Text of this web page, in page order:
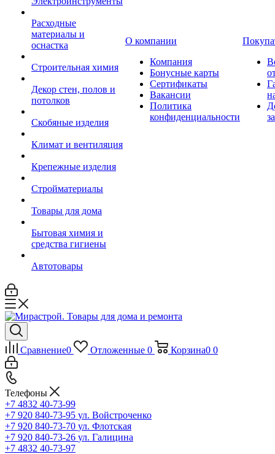
Расходные
материалы и
оснастка
Строительная химия
Декор стен, полов и
потолков
Скобяные изделия
Климат и вентиляция
Крепежные изделия
Стройматериалы
Товары для дома
Бытовая химия и
средства гигиены
Автотовары
О компании
Компания
Бонусные карты
Сертификаты
Вакансии
Политика
конфиденциальности
Сравнение0 Отложенные 0 Корзина0 0
Телефоны
+7 4832 40-73-99
+7 920 840-73-95 ул. Войстроченко
+7 920 840-73-70 ул. Флотская
+7 920 840-73-26 ул. Галицина
+7 4832 40-73-97